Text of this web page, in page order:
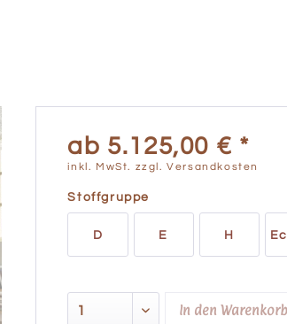
ab 5.125,00 € *
inkl. MwSt. zzgl. Versandkosten
Stoffgruppe
D E H
In den Warenkorb